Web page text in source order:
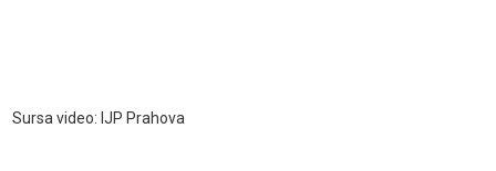
Sursa video: IJP Prahova